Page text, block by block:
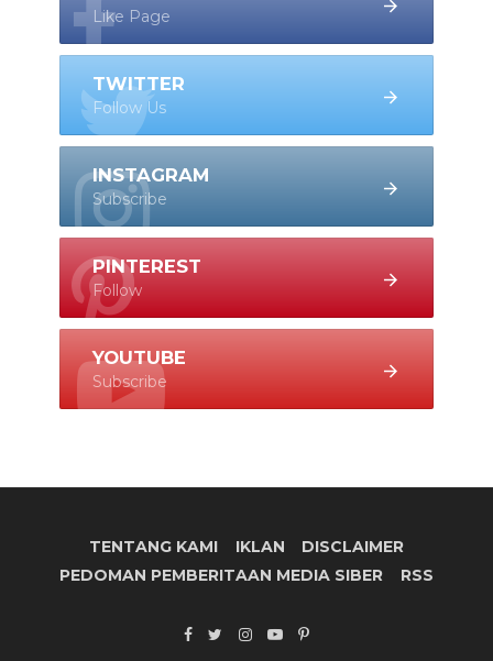
Like Page
TWITTER
Follow Us
INSTAGRAM
Subscribe
PINTEREST
Follow
YOUTUBE
Subscribe
TENTANG KAMI IKLAN
DISCLAIMER
PEDOMAN PEMBERITAAN MEDIA SIBER
RSS